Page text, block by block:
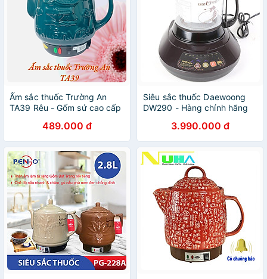
Ấm sắc thuốc Trường An
TA39 Rêu - Gốm sứ cao cấp
489.000 đ
Siêu sắc thuốc Daewoong
DW290 - Hàng chính hãng
3.990.000 đ